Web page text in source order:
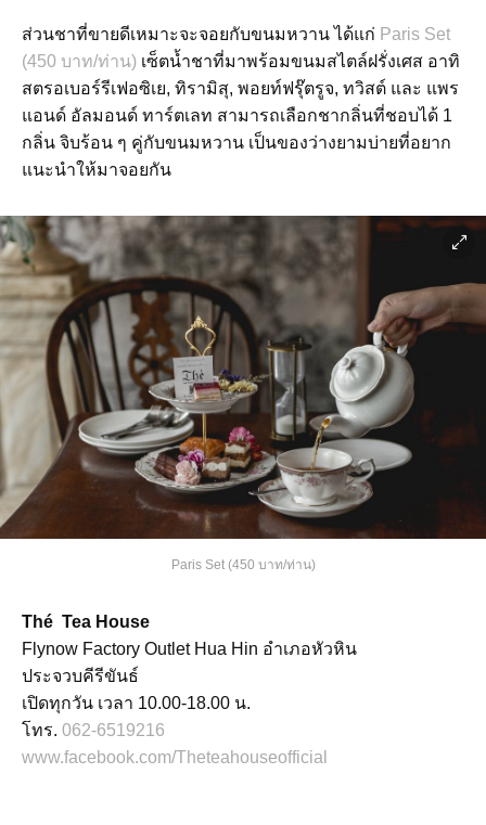
ส่วนชาที่ขายดีเหมาะจะจอยกับขนมหวาน ได้แก่ Paris Set
(450 บาท/ท่าน) เซ็ตน้ำชาที่มาพร้อมขนมสไตล์ฝรั่งเศส อาทิ
สตรอเบอร์รีเฟอซิเย, ทิรามิสุ, พอยท์ฟรุ๊ตรูจ, ทวิสต์ และ แพร
แอนด์ อัลมอนด์ ทาร์ตเลท สามารถเลือกชากลิ่นที่ชอบได้ 1
กลิ่น จิบร้อน ๆ คู่กับขนมหวาน เป็นของว่างยามบ่ายที่อยาก
แนะนำให้มาจอยกัน
Paris Set (450 บาท/ท่าน)
Thé Tea House
Flynow Factory Outlet Hua Hin อำเภอหัวหิน
ประจวบคีรีขันธ์
เปิดทุกวัน เวลา 10.00-18.00 น.
โทร. 062-6519216
www.facebook.com/Theteahouseofficial